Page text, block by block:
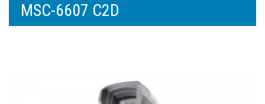
MSC-6607 C2D